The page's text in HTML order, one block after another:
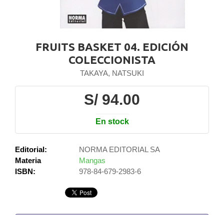
FRUITS BASKET 04. EDICIÓN
COLECCIONISTA
TAKAYA, NATSUKI
S/ 94.00
En stock
Editorial:
NORMA EDITORIAL SA
Materia
Mangas
ISBN:
978-84-679-2983-6